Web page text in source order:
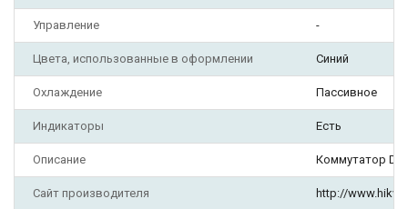
Управление -
Цвета, использованные в оформлении Синий
Охлаждение Пассивное
Индикаторы Есть
Описание Коммутатор DS-
Сайт производителя http://